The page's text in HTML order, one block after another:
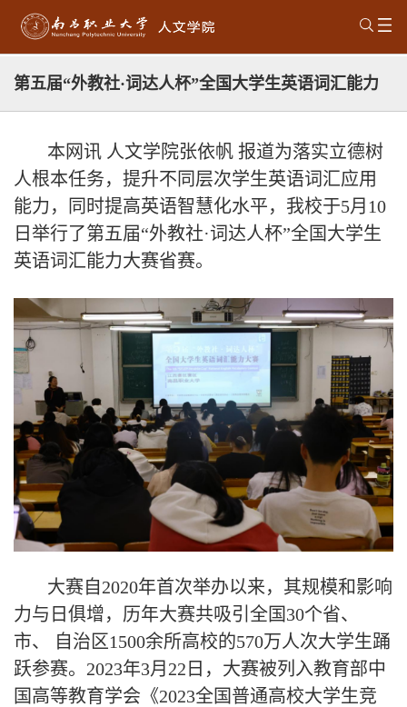
第五届“外教社·词达人杯”全国大学生英语词汇能力
大赛圆满落幕
本网讯 人文学院张依帆 报道为落实立德树
人根本任务，提升不同层次学生英语词汇应用
能力，同时提高英语智慧化水平，我校于5月10
日举行了第五届“外教社·词达人杯”全国大学生
英语词汇能力大赛省赛。
大赛自2020年首次举办以来，其规模和影响
力与日俱增，历年大赛共吸引全国30个省、
市、 自治区1500余所高校的570万人次大学生踊
跃参赛。2023年3月22日，大赛被列入教育部中
国高等教育学会《2023全国普通高校大学生竞